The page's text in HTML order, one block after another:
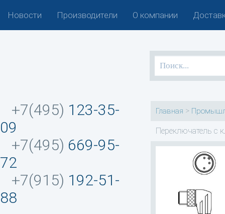
Новости Производители О компании
+7(495) 123-35-
09
+7(495) 669-95-
72
+7(915) 192-51-
88
Главная >
Переключатель с